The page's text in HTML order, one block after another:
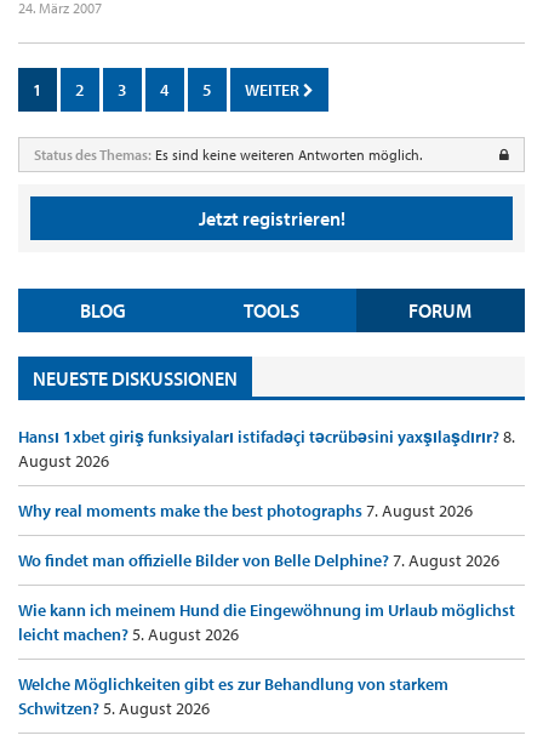
24. März 2007
1 2 3 4 5 WEITER
Status des Themas: Es sind keine weiteren Antworten möglich.
Jetzt registrieren!
BLOG TOOLS FORUM
NEUESTE DISKUSSIONEN
Hansı 1xbet giriş funksiyaları istifadəçi təcrübəsini yaxşılaşdırır?8.
August 2026
Why real moments make the best photographs7. August 2026
Wo findet man offizielle Bilder von Belle Delphine?7. August 2026
Wie kann ich meinem Hund die Eingewöhnung im Urlaub möglichst
leicht machen?5. August 2026
Welche Möglichkeiten gibt es zur Behandlung von starkem
Schwitzen?5. August 2026